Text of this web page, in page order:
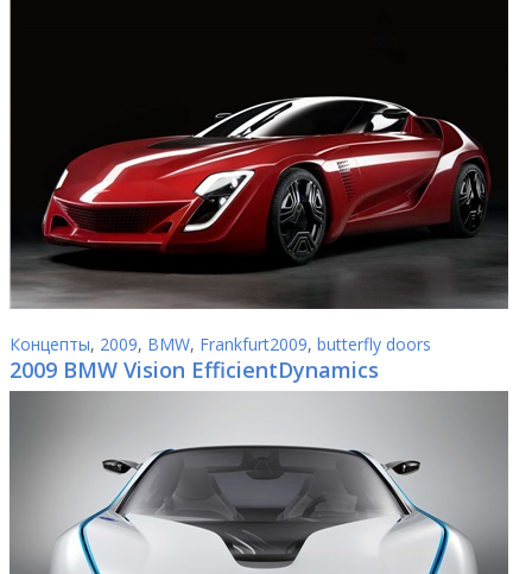
Концепты, 2009, BMW, Frankfurt2009, butterfly doors
2009 BMW Vision EfficientDynamics